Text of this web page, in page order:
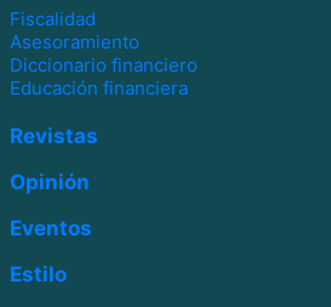
Fiscalidad
Asesoramiento
Diccionario financiero
Educación financiera
Revistas
Opinión
Eventos
Estilo